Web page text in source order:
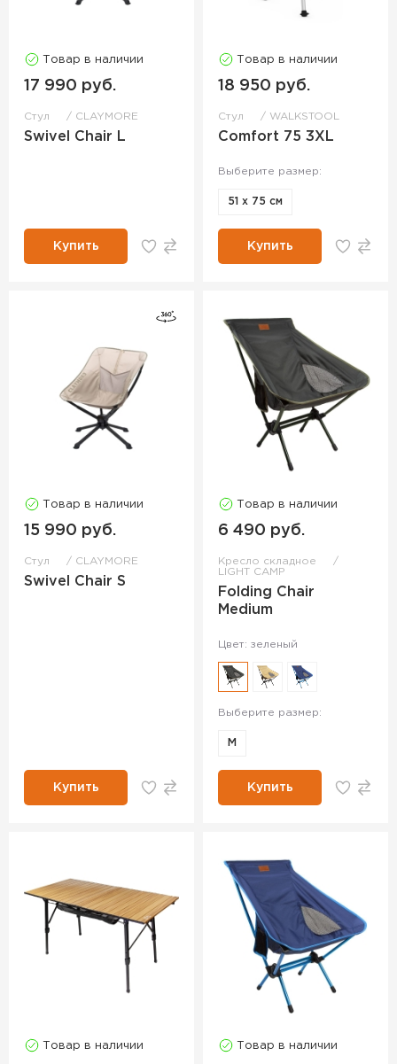
Товар в наличии
17 990 руб.
Стул CLAYMORE
Swivel Chair L
Купить
Товар в наличии
18 950 руб.
Стул WALKSTOOL
Comfort 75 3XL
Выберите размер:
51 х 75 см
Купить
Товар в наличии
15 990 руб.
Стул CLAYMORE
Swivel Chair S
Купить
Товар в наличии
6 490 руб.
Кресло складное
LIGHT CAMP
Folding Chair
Medium
Цвет: зеленый
Выберите размер:
M
Купить
Товар в наличии Товар в наличии